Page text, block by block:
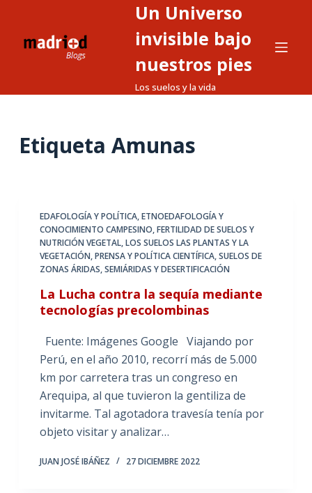
Un Universo
invisible bajo
nuestros pies
Los suelos y la vida
Etiqueta Amunas
EDAFOLOGÍA Y POLÍTICA,ETNOEDAFOLOGÍA Y
CONOCIMIENTO CAMPESINO,FERTILIDAD DE SUELOS Y
NUTRICIÓN VEGETAL,LOS SUELOS LAS PLANTAS Y LA
VEGETACIÓN,PRENSA Y POLÍTICA CIENTÍFICA,SUELOS DE
ZONAS ÁRIDAS, SEMIÁRIDAS Y DESERTIFICACIÓN
La Lucha contra la sequía mediante
tecnologías precolombinas
Fuente: Imágenes Google Viajando por
Perú, en el año 2010, recorrí más de 5.000
km por carretera tras un congreso en
Arequipa, al que tuvieron la gentiliza de
invitarme. Tal agotadora travesía tenía por
objeto visitar y analizar…
JUAN JOSÉ IBÁÑEZ 27 DICIEMBRE 2022